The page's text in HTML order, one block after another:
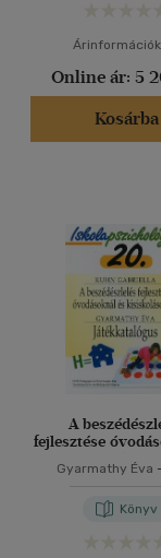
Árinformációk
Online ár: 5
Kosárba
A
fejlesztése
Gyarmathy Éva -
Könyv